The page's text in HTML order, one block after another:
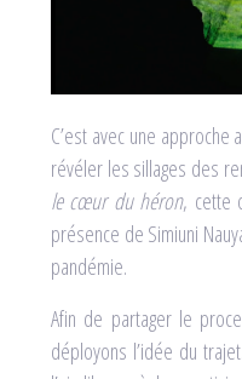
C’est avec une
révéler les sillages des
le cœur du héron, cette
présence de Simiuni
pandémie.
Afin de partager le
déployons l’idée du